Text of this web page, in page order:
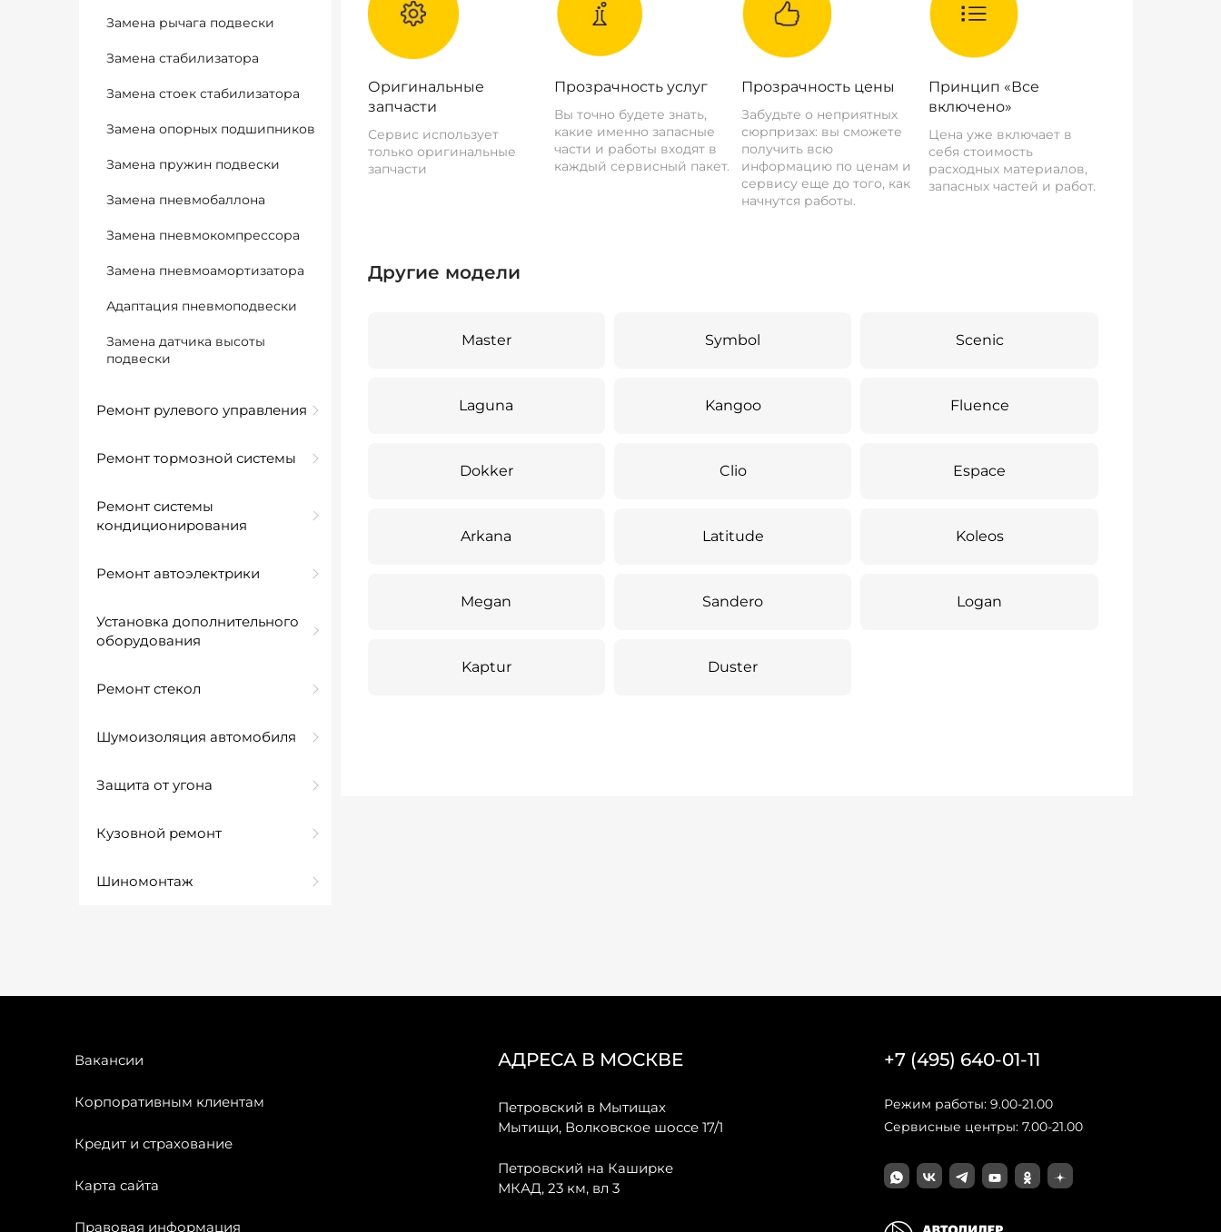
Замена рычага подвески
Замена стабилизатора
Замена стоек стабилизатора
Замена опорных подшипников
Замена пружин подвески
Замена пневмобаллона
Замена пневмокомпрессора
Замена пневмоамортизатора
Адаптация пневмоподвески
Замена датчика высоты
подвески
Ремонт рулевого управления
Ремонт тормозной системы
Ремонт системы
кондиционирования
Ремонт автоэлектрики
Установка дополнительного
оборудования
Ремонт стекол
Шумоизоляция автомобиля
Защита от угона
Кузовной ремонт
Шиномонтаж
Оригинальные
запчасти
Сервис использует
только оригинальные
запчасти
Прозрачность услуг
Вы точно будете знать,
какие именно запасные
части и работы входят в
каждый сервисный пакет.
Прозрачность цены
Забудьте о неприятных
сюрпризах: вы сможете
получить всю
информацию по ценам и
сервису еще до того, как
начнутся работы.
Принцип «Все
включено»
Цена уже включает в
себя стоимость
расходных материалов,
запасных частей и работ.
Другие модели
Master Symbol Scenic
Laguna Kangoo Fluence
Dokker Clio Espace
Arkana Latitude Koleos
Megan Sandero Logan
Kaptur Duster
Вакансии
Корпоративным клиентам
Кредит и страхование
Карта сайта
Правовая информация
АДРЕСА В МОСКВЕ
Петровский в Мытищах
Мытищи, Волковское шоссе 17/1
Петровский на Каширке
МКАД, 23 км, вл 3
+7 (495) 640-01-11
Режим работы: 9.00-21.00
Сервисные центры: 7.00-21.00